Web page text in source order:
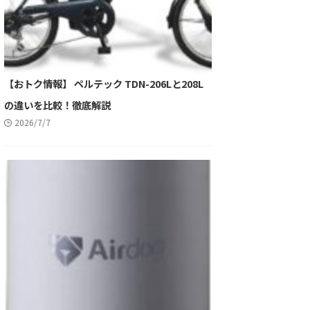
【おトク情報】 ペルテック TDN-206Lと208L
の違いを比較！徹底解説
2026/7/7